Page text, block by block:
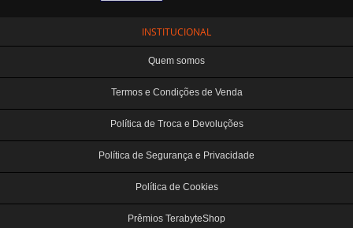
INSTITUCIONAL
Quem somos
Termos e Condições de Venda
Política de Troca e Devoluções
Política de Segurança e Privacidade
Política de Cookies
Prêmios TerabyteShop